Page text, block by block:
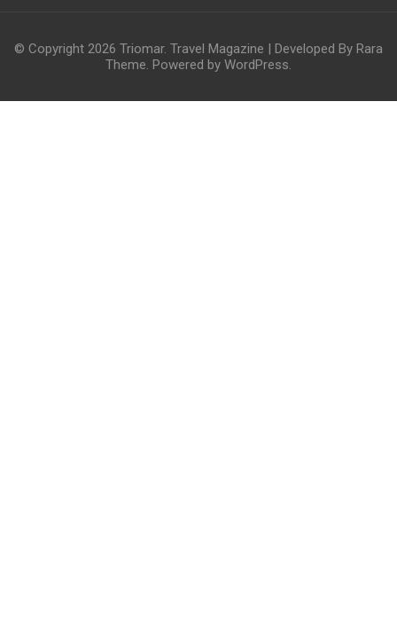
© Copyright 2026 Triomar. Travel Magazine | Developed By Rara
Theme. Powered by WordPress.